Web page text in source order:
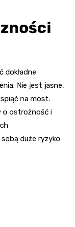
dokładne
Nie jest jasne,
na most.
o ostrożność i
duże ryzyko